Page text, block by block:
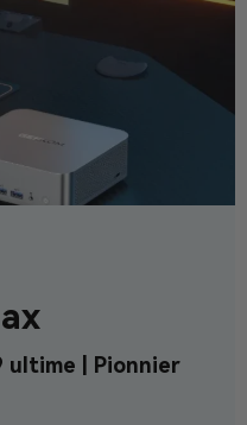
ultime | Pionnier